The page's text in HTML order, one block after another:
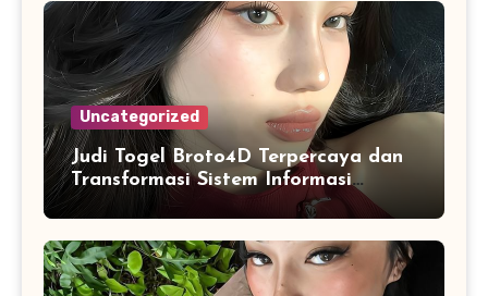
Uncategorized
Judi Togel Broto4D Terpercaya dan
Transformasi Sistem Informasi
Angka Online